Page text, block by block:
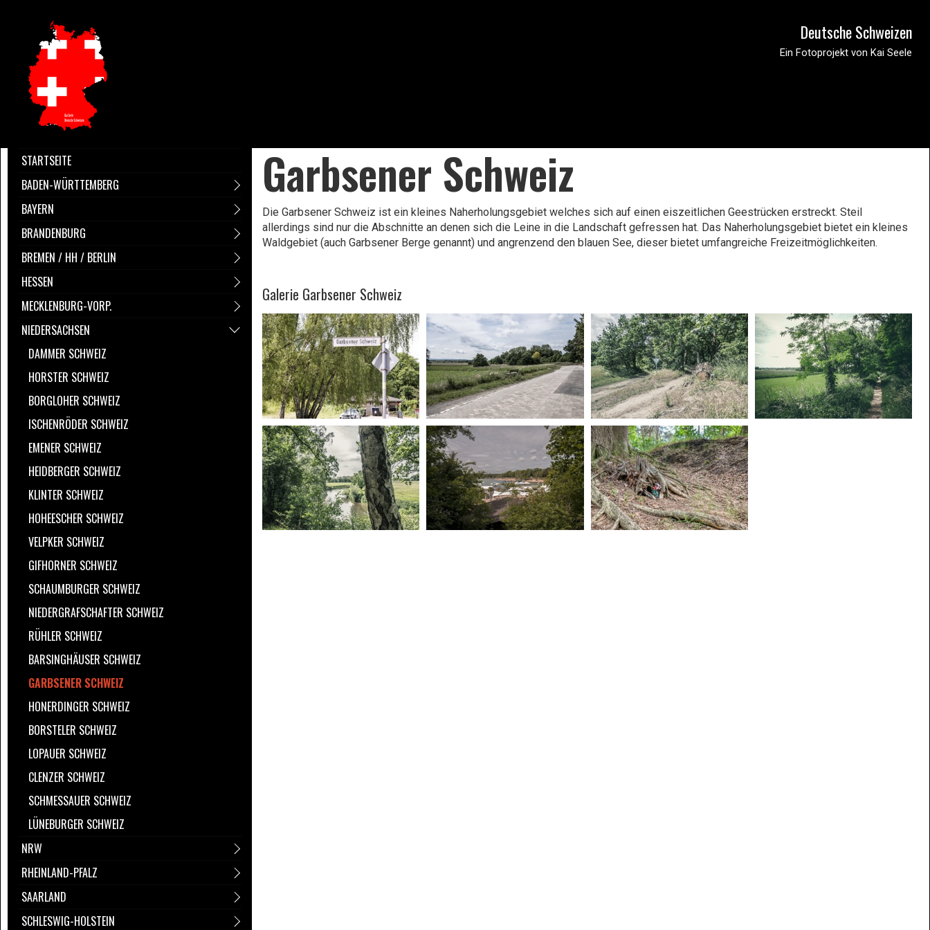
Deutsche Schweizen
Ein Fotoprojekt von Kai Seele
STARTSEITE
BADEN-WÜRTTEMBERG
BAYERN
BRANDENBURG
BREMEN / HH / BERLIN
HESSEN
MECKLENBURG-VORP.
NIEDERSACHSEN
DAMMER SCHWEIZ
HORSTER SCHWEIZ
BORGLOHER SCHWEIZ
ISCHENRÖDER SCHWEIZ
EMENER SCHWEIZ
HEIDBERGER SCHWEIZ
KLINTER SCHWEIZ
HOHEESCHER SCHWEIZ
VELPKER SCHWEIZ
GIFHORNER SCHWEIZ
SCHAUMBURGER SCHWEIZ
NIEDERGRAFSCHAFTER SCHWEIZ
RÜHLER SCHWEIZ
BARSINGHÄUSER SCHWEIZ
GARBSENER SCHWEIZ
HONERDINGER SCHWEIZ
BORSTELER SCHWEIZ
LOPAUER SCHWEIZ
CLENZER SCHWEIZ
SCHMESSAUER SCHWEIZ
LÜNEBURGER SCHWEIZ
NRW
RHEINLAND-PFALZ
SAARLAND
SCHLESWIG-HOLSTEIN
Garbsener Schweiz
Die Garbsener Schweiz ist ein kleines Naherholungsgebiet welches sich auf einen eiszeitlichen Geestrücken erstreckt. Steil
allerdings sind nur die Abschnitte an denen sich die Leine in die Landschaft gefressen hat. Das Naherholungsgebiet bietet ein kleines
Waldgebiet (auch Garbsener Berge genannt) und angrenzend den blauen See, dieser bietet umfangreiche Freizeitmöglichkeiten.
Galerie Garbsener Schweiz